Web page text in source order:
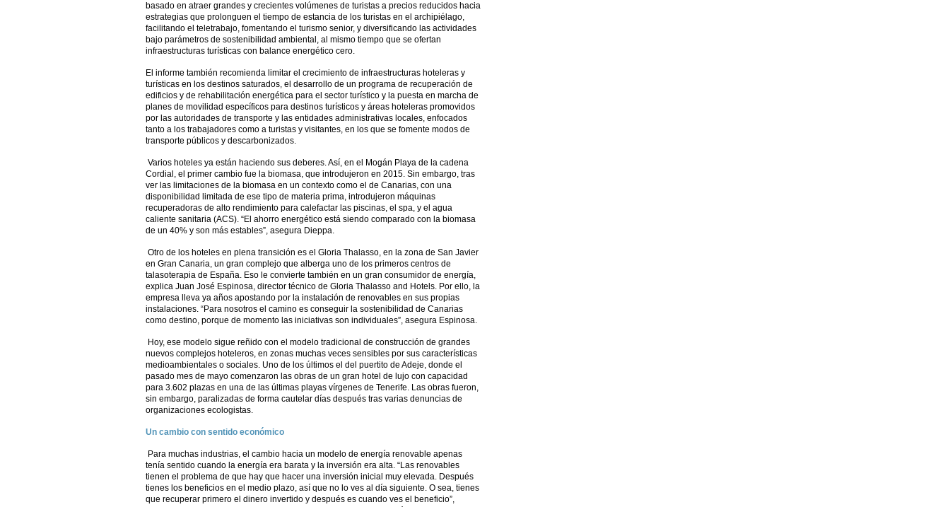
basado en atraer grandes y crecientes volúmenes de turistas a precios reducidos hacia
estrategias que prolonguen el tiempo de estancia de los turistas en el archipiélago,
facilitando el teletrabajo, fomentando el turismo senior, y diversificando las actividades
bajo parámetros de sostenibilidad ambiental, al mismo tiempo que se ofertan
infraestructuras turísticas con balance energético cero.
El informe también recomienda limitar el crecimiento de infraestructuras hoteleras y
turísticas en los destinos saturados, el desarrollo de un programa de recuperación de
edificios y de rehabilitación energética para el sector turístico y la puesta en marcha de
planes de movilidad específicos para destinos turísticos y áreas hoteleras promovidos
por las autoridades de transporte y las entidades administrativas locales, enfocados
tanto a los trabajadores como a turistas y visitantes, en los que se fomente modos de
transporte públicos y descarbonizados.
Varios hoteles ya están haciendo sus deberes. Así, en el Mogán Playa de la cadena
Cordial, el primer cambio fue la biomasa, que introdujeron en 2015. Sin embargo, tras
ver las limitaciones de la biomasa en un contexto como el de Canarias, con una
disponibilidad limitada de ese tipo de materia prima, introdujeron máquinas
recuperadoras de alto rendimiento para calefactar las piscinas, el spa, y el agua
caliente sanitaria (ACS). “El ahorro energético está siendo comparado con la biomasa
de un 40% y son más estables”, asegura Dieppa.
Otro de los hoteles en plena transición es el Gloria Thalasso, en la zona de San Javier
en Gran Canaria, un gran complejo que alberga uno de los primeros centros de
talasoterapia de España. Eso le convierte también en un gran consumidor de energía,
explica Juan José Espinosa, director técnico de Gloria Thalasso and Hotels. Por ello, la
empresa lleva ya años apostando por la instalación de renovables en sus propias
instalaciones. “Para nosotros el camino es conseguir la sostenibilidad de Canarias
como destino, porque de momento las iniciativas son individuales”, asegura Espinosa.
Hoy, ese modelo sigue reñido con el modelo tradicional de construcción de grandes
nuevos complejos hoteleros, en zonas muchas veces sensibles por sus características
medioambientales o sociales. Uno de los últimos el del puertito de Adeje, donde el
pasado mes de mayo comenzaron las obras de un gran hotel de lujo con capacidad
para 3.602 plazas en una de las últimas playas vírgenes de Tenerife. Las obras fueron,
sin embargo, paralizadas de forma cautelar días después tras varias denuncias de
organizaciones ecologistas.
Un cambio con sentido económico
Para muchas industrias, el cambio hacia un modelo de energía renovable apenas
tenía sentido cuando la energía era barata y la inversión era alta. “Las renovables
tienen el problema de que hay que hacer una inversión inicial muy elevada. Después
tienes los beneficios en el medio plazo, así que no lo ves al día siguiente. O sea, tienes
que recuperar primero el dinero invertido y después es cuando ves el beneficio”,